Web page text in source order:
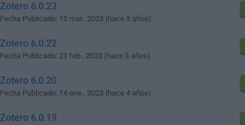
Zotero 6.0.23
Fecha Publicado: 13 mar.. 2023 (hace 3 años)
Zotero 6.0.22
Fecha Publicado: 23 feb.. 2023 (hace 3 años)
Zotero 6.0.20
Fecha Publicado: 14 ene.. 2023 (hace 4 años)
Zotero 6.0.19